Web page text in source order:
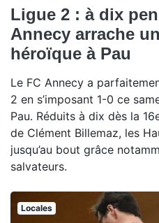
Ligue 2 : à dix
Annecy arrache
héroïque à Pau
Le FC Annecy a
2 en s’imposant 1-0 ce
Pau. Réduits à dix dès la
de Clément Billemaz, les
jusqu’au bout grâce
salvateurs.
Locales